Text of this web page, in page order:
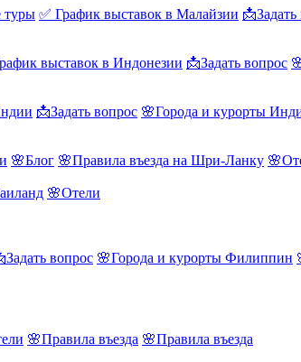
туры ✅ График выставок в Малайзии
выставок в Индонезии 📩Задать вопрос
📩Задать вопрос 🌸Города и курорты
🌸Блог 🌸Правила въезда на Шри-Ланку
🌸Отели
вопрос 🌸Города и курорты Филиппин
🌸Правила въезда 🌸Правила въезда